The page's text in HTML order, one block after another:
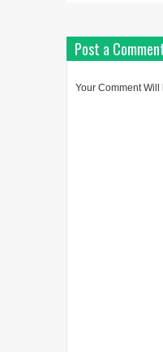
Post a
Your Comment